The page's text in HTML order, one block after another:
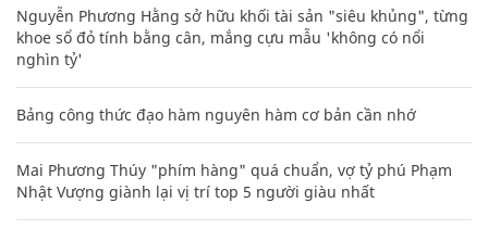
Nguyễn Phương Hằng sở hữu khối tài sản "siêu khủng", từng
khoe sổ đỏ tính bằng cân, mắng cựu mẫu 'không có nổi
nghìn tỷ'
Bảng công thức đạo hàm nguyên hàm cơ bản cần nhớ
Mai Phương Thúy "phím hàng" quá chuẩn, vợ tỷ phú Phạm
Nhật Vượng giành lại vị trí top 5 người giàu nhất